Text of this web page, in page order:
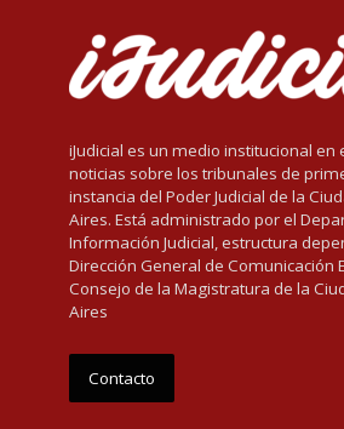
iJudicial es un medio institucional en
noticias sobre los tribunales de
instancia del Poder Judicial de la
Aires. Está administrado por el
Información Judicial, estructura
Dirección General de Comunicación
Consejo de la Magistratura de la
Aires
Contacto